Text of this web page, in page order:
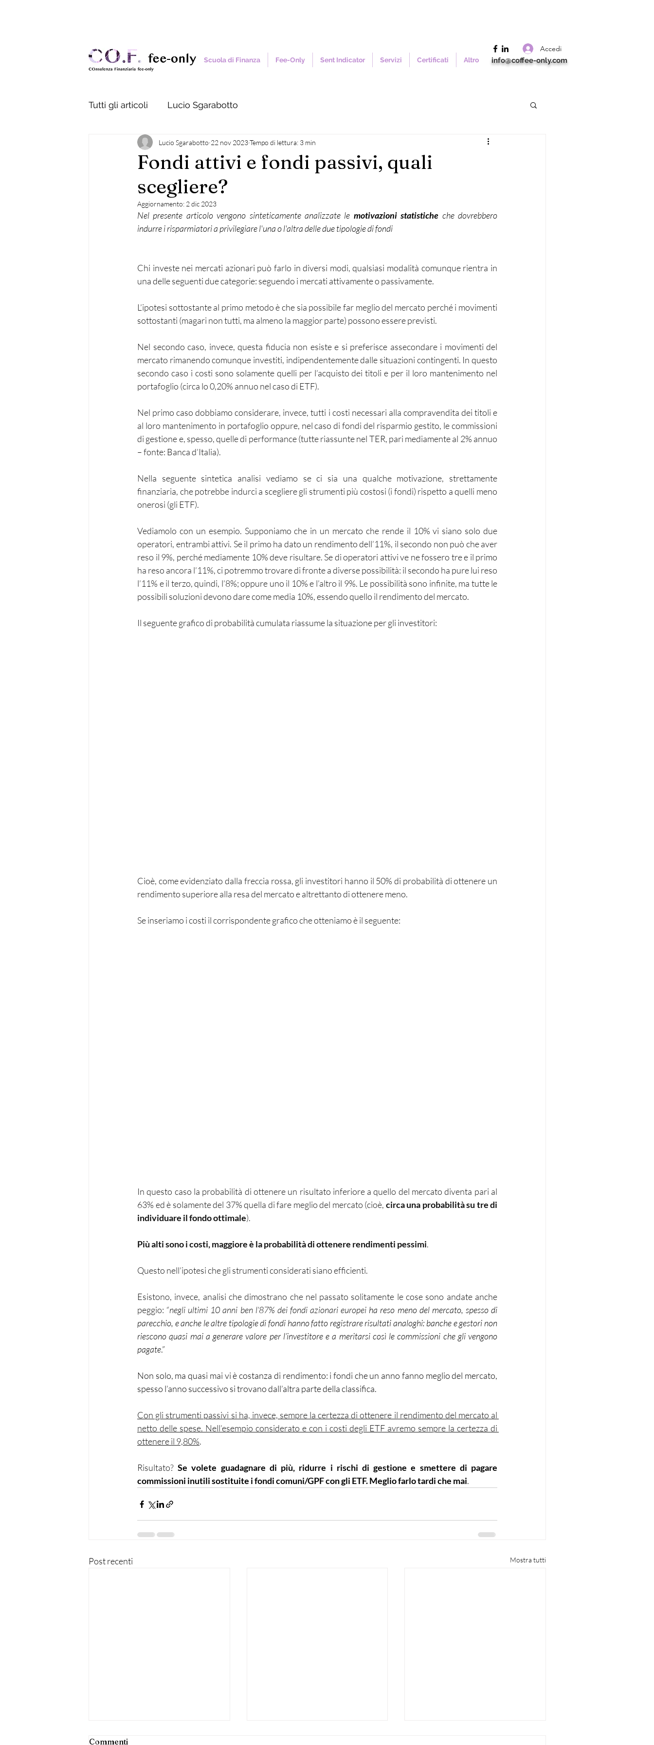
Scuola di Finanza Fee-Only Sent Indicator Servizi Certificati Altro
Accedi
info@coffee-only.com
Tutti gli articoli Lucio Sgarabotto
Fondi attivi e fondi passivi, quali
scegliere?
Lucio Sgarabotto 22 nov 2023Tempo di lettura: 3 min
Aggiornamento: 2 dic 2023
Nel presente articolo vengono sinteticamente analizzate le motivazioni statistiche che dovrebbero
indurre i risparmiatori a privilegiare l'una o l'altra delle due tipologie di fondi
Chi investe nei mercati azionari può farlo in diversi modi, qualsiasi modalità comunque rientra in
una delle seguenti due categorie: seguendo i mercati attivamente o passivamente.
L’ipotesi sottostante al primo metodo è che sia possibile far meglio del mercato perché i movimenti
sottostanti (magari non tutti, ma almeno la maggior parte) possono essere previsti.
Nel secondo caso, invece, questa fiducia non esiste e si preferisce assecondare i movimenti del
mercato rimanendo comunque investiti, indipendentemente dalle situazioni contingenti. In questo
secondo caso i costi sono solamente quelli per l’acquisto dei titoli e per il loro mantenimento nel
portafoglio (circa lo 0,20% annuo nel caso di ETF).
Nel primo caso dobbiamo considerare, invece, tutti i costi necessari alla compravendita dei titoli e
al loro mantenimento in portafoglio oppure, nel caso di fondi del risparmio gestito, le commissioni
di gestione e, spesso, quelle di performance (tutte riassunte nel TER, pari mediamente al 2% annuo
– fonte: Banca d’Italia).
Nella seguente sintetica analisi vediamo se ci sia una qualche motivazione, strettamente
finanziaria, che potrebbe indurci a scegliere gli strumenti più costosi (i fondi) rispetto a quelli meno
onerosi (gli ETF).
Vediamolo con un esempio. Supponiamo che in un mercato che rende il 10% vi siano solo due
operatori, entrambi attivi. Se il primo ha dato un rendimento dell’11%, il secondo non può che aver
reso il 9%, perché mediamente 10% deve risultare. Se di operatori attivi ve ne fossero tre e il primo
ha reso ancora l’11%, ci potremmo trovare di fronte a diverse possibilità: il secondo ha pure lui reso
l’11% e il terzo, quindi, l’8%; oppure uno il 10% e l’altro il 9%. Le possibilità sono infinite, ma tutte le
possibili soluzioni devono dare come media 10%, essendo quello il rendimento del mercato.
Il seguente grafico di probabilità cumulata riassume la situazione per gli investitori:
Cioè, come evidenziato dalla freccia rossa, gli investitori hanno il 50% di probabilità di ottenere un
rendimento superiore alla resa del mercato e altrettanto di ottenere meno.
Se inseriamo i costi il corrispondente grafico che otteniamo è il seguente:
In questo caso la probabilità di ottenere un risultato inferiore a quello del mercato diventa pari al
63% ed è solamente del 37% quella di fare meglio del mercato (cioè, circa una probabilità su tre di
individuare il fondo ottimale).
Più alti sono i costi, maggiore è la probabilità di ottenere rendimenti pessimi.
Questo nell’ipotesi che gli strumenti considerati siano efficienti.
Esistono, invece, analisi che dimostrano che nel passato solitamente le cose sono andate anche
peggio: “negli ultimi 10 anni ben l’87% dei fondi azionari europei ha reso meno del mercato, spesso di
parecchio, e anche le altre tipologie di fondi hanno fatto registrare risultati analoghi: banche e gestori non
riescono quasi mai a generare valore per l’investitore e a meritarsi così le commissioni che gli vengono
pagate.”
Non solo, ma quasi mai vi è costanza di rendimento: i fondi che un anno fanno meglio del mercato,
spesso l’anno successivo si trovano dall’altra parte della classifica.
Con gli strumenti passivi si ha, invece, sempre la certezza di ottenere il rendimento del mercato al
netto delle spese. Nell’esempio considerato e con i costi degli ETF avremo sempre la certezza di
ottenere il 9,80%.
Risultato? Se volete guadagnare di più, ridurre i rischi di gestione e smettere di pagare
commissioni inutili sostituite i fondi comuni/GPF con gli ETF. Meglio farlo tardi che mai.
Post recenti Mostra tutti
Commenti